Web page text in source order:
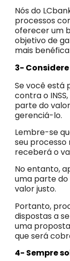
Nós do
processos
oferecer um
objetivo de
mais
3-
Se você está
contra o
parte do
gerenciá-lo.
Lembre-se
seu
receberá o
No entanto,
uma parte do
valor justo.
Portanto,
dispostas a
uma
que será
4- Sempre